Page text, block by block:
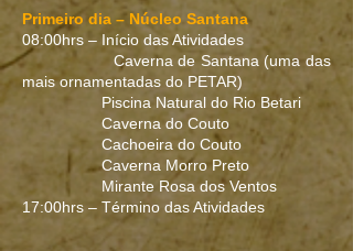
Primeiro dia – Núcleo Santana
08:00hrs – Início das Atividades
Caverna de Santana (uma das
mais ornamentadas do PETAR)
Piscina Natural do Rio Betari
Caverna do Couto
Cachoeira do Couto
Caverna Morro Preto
Mirante Rosa dos Ventos
17:00hrs – Término das Atividades